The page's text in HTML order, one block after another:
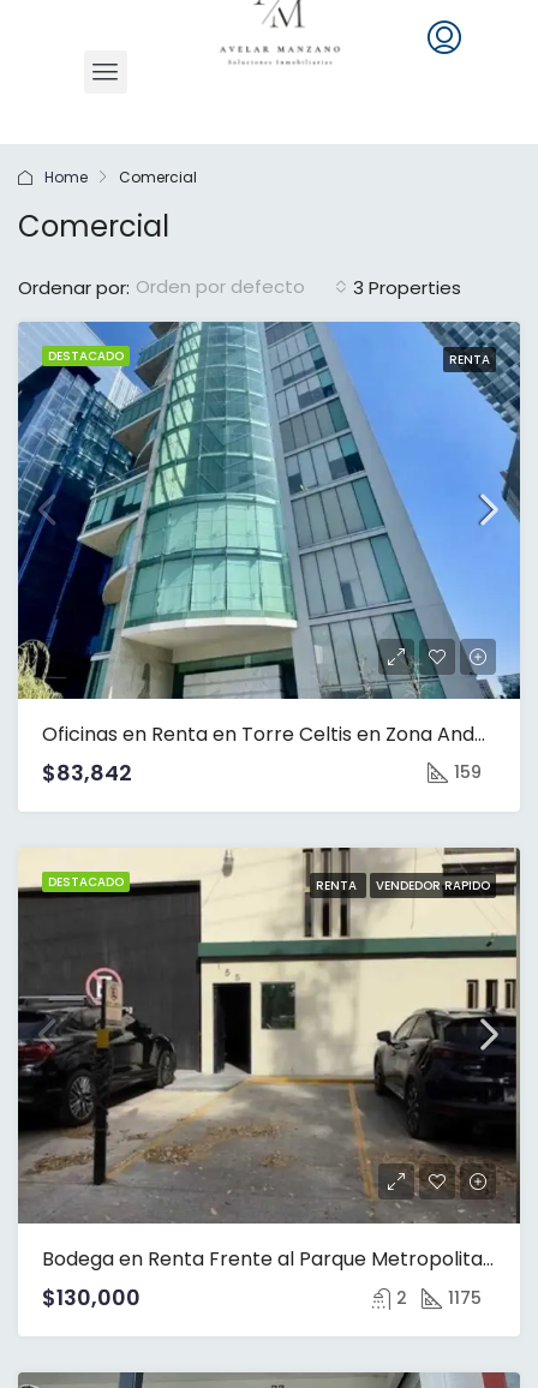
Home Comercial
Comercial
3 Properties
Ordenar por: Orden por defecto
DESTACADO RENTA
Oficinas en Renta en Torre Celtis en Zona Andares
$83,842 159
DESTACADO RENTA VENDEDOR RAPIDO
Bodega en Renta Frente al Parque Metropolitano
$130,000 2 1175